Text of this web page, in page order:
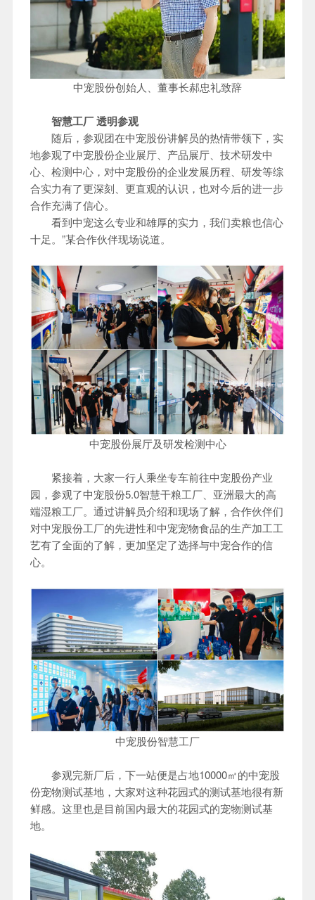
中宠股份创始人、董事长郝忠礼致辞
智慧工厂 透明参观
随后，参观团在中宠股份讲解员的热情带领下，实
地参观了中宠股份企业展厅、产品展厅、技术研发中
心、检测中心，对中宠股份的企业发展历程、研发等综
合实力有了更深刻、更直观的认识，也对今后的进一步
合作充满了信心。
看到中宠这么专业和雄厚的实力，我们卖粮也信心
十足。”某合作伙伴现场说道。
中宠股份展厅及研发检测中心
紧接着，大家一行人乘坐专车前往中宠股份产业
园，参观了中宠股份5.0智慧干粮工厂、亚洲最大的高
端湿粮工厂。通过讲解员介绍和现场了解，合作伙伴们
对中宠股份工厂的先进性和中宠宠物食品的生产加工工
艺有了全面的了解，更加坚定了选择与中宠合作的信
心。
中宠股份智慧工厂
参观完新厂后，下一站便是占地10000㎡的中宠股
份宠物测试基地，大家对这种花园式的测试基地很有新
鲜感。这里也是目前国内最大的花园式的宠物测试基
地。